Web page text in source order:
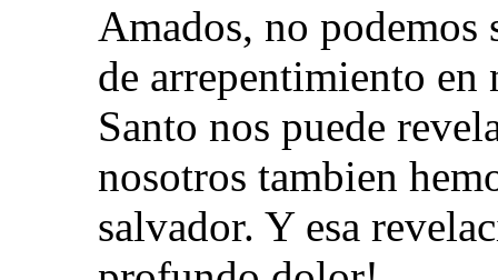
Amados, no podemos
de arrepentimiento en
Santo nos puede
nosotros tambien
salvador. Y esa